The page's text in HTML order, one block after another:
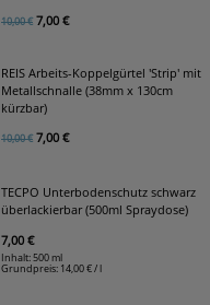
10,00 € 7,00 €
REIS Arbeits-Koppelgürtel 'Strip' mit
Metallschnalle (38mm x 130cm
kürzbar)
10,00 € 7,00 €
TECPO Unterbodenschutz schwarz
überlackierbar (500ml Spraydose)
7,00 €
Inhalt: 500 ml
Grundpreis: 14,00 € / l